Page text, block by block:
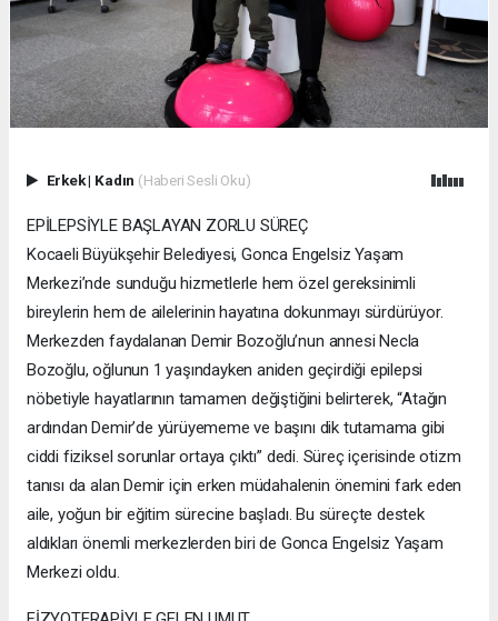
Erkek| Kadın (Haberi Sesli Oku)
EPİLEPSİYLE BAŞLAYAN ZORLU SÜREÇ
Kocaeli Büyükşehir Belediyesi, Gonca Engelsiz Yaşam
Merkezi’nde sunduğu hizmetlerle hem özel gereksinimli
bireylerin hem de ailelerinin hayatına dokunmayı sürdürüyor.
Merkezden faydalanan Demir Bozoğlu’nun annesi Necla
Bozoğlu, oğlunun 1 yaşındayken aniden geçirdiği epilepsi
nöbetiyle hayatlarının tamamen değiştiğini belirterek, “Atağın
ardından Demir’de yürüyememe ve başını dik tutamama gibi
ciddi fiziksel sorunlar ortaya çıktı” dedi. Süreç içerisinde otizm
tanısı da alan Demir için erken müdahalenin önemini fark eden
aile, yoğun bir eğitim sürecine başladı. Bu süreçte destek
aldıkları önemli merkezlerden biri de Gonca Engelsiz Yaşam
Merkezi oldu.